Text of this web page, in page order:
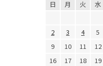
日 月 火 水
2
3 4 5
9
10 11 12
16
17 18 19